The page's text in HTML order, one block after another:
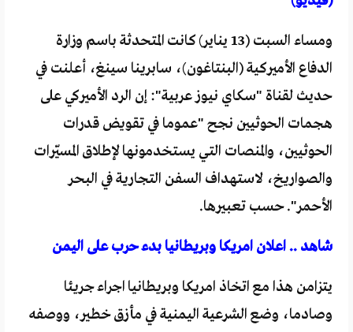
ومساء السبت (13 يناير) كانت المتحدثة باسم وزارة
الدفاع الأميركية (البنتاغون)، سابرينا سينغ، أعلنت في
حديث لقناة "سكاي نيوز عربية": إن الرد الأميركي على
هجمات الحوثيين نجح "عموما في تقويض قدرات
الحوثيين، والمنصات التي يستخدمونها لإطلاق المسيّرات
والصواريخ، لاستهداف السفن التجارية في البحر
الأحمر". حسب تعبيرها.
شاهد .. اعلان امريكا وبريطانيا بدء حرب على اليمن
يتزامن هذا مع اتخاذ امريكا وبريطانيا اجراء جريئا
وصادما، وضع الشرعية اليمنية في مأزق خطير، ووصفه